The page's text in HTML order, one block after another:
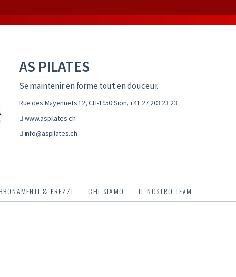
AS PILATES
Se maintenir en forme tout en douceur.
Rue des Mayennets 12, CH-1950 Sion, +41 27 203 23 23
www.aspilates.ch
info@aspilates.ch
& PREZZI CHI SIAMO IL NOSTRO TEAM